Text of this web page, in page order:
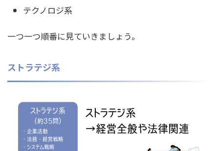
テクノロジ系
一つ一つ順番に見ていきましょう。
ストラテジ系